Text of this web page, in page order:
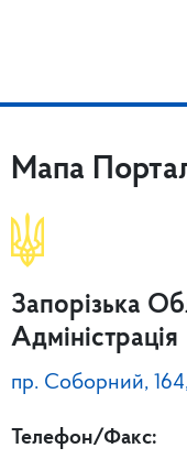
Мапа
Запорізька
Адміністрація
пр. Соборний,
Телефон/Факс: